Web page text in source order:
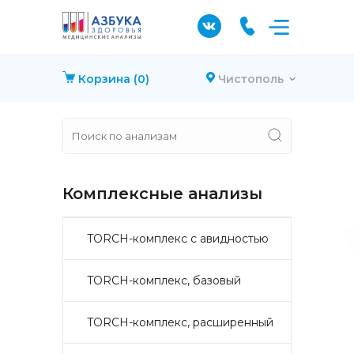
Корзина (0) Чистополь
Комплексные анализы
TORCH-комплекс с авидностью
TORCH-комплекс, базовый
TORCH-комплекс, расширенный